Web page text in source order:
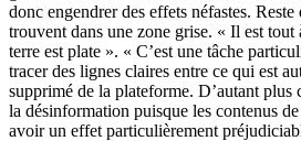
donc engendrer des effets néfastes.
trouvent dans une zone grise. « Il est
terre est plate ». « C’est une tâche
tracer des lignes claires entre ce qui est
supprimé de la plateforme. D’autant plus
la désinformation puisque les contenus
avoir un effet particulièrement